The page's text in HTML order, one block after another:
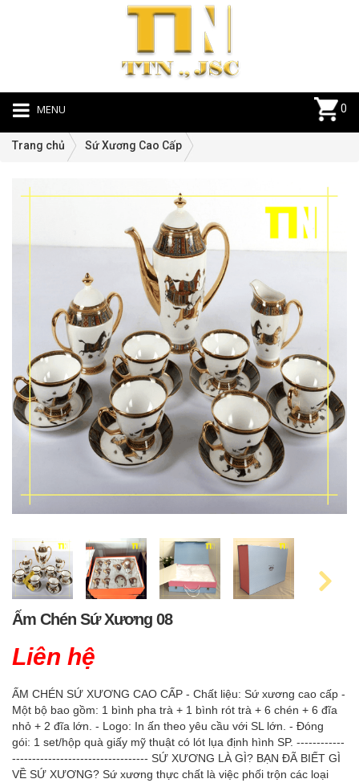
MENU 0
Trang chủ Sứ Xương Cao Cấp
Ấm Chén Sứ Xương 08
Liên hệ
ẤM CHÉN SỨ XƯƠNG CAO CẤP - Chất liệu: Sứ xương cao cấp -
Một bộ bao gồm: 1 bình pha trà + 1 bình rót trà + 6 chén + 6 đĩa
nhỏ + 2 đĩa lớn. - Logo: In ấn theo yêu cầu với SL lớn. - Đóng
gói: 1 set/hộp quà giấy mỹ thuật có lót lụa định hình SP. ------------
---------------------------------- SỨ XƯƠNG LÀ GÌ? BẠN ĐÃ BIẾT GÌ
VỀ SỨ XƯƠNG? Sứ xương thực chất là việc phối trộn các loại